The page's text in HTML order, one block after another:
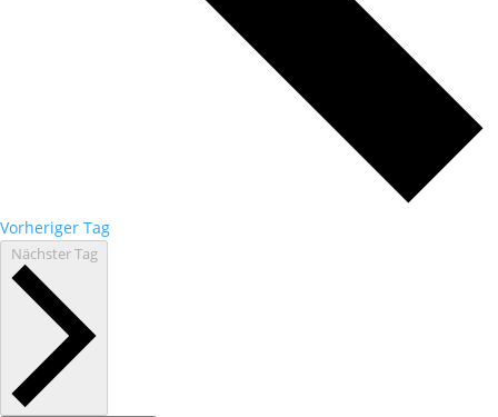
Vorheriger Tag
Nächster Tag